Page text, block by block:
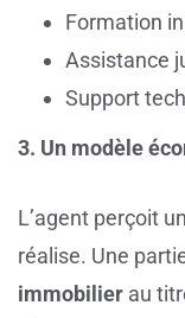
Formation
Assistance
Support
3. Un modèle
L’agent perçoit
réalise. Une
immobilier au